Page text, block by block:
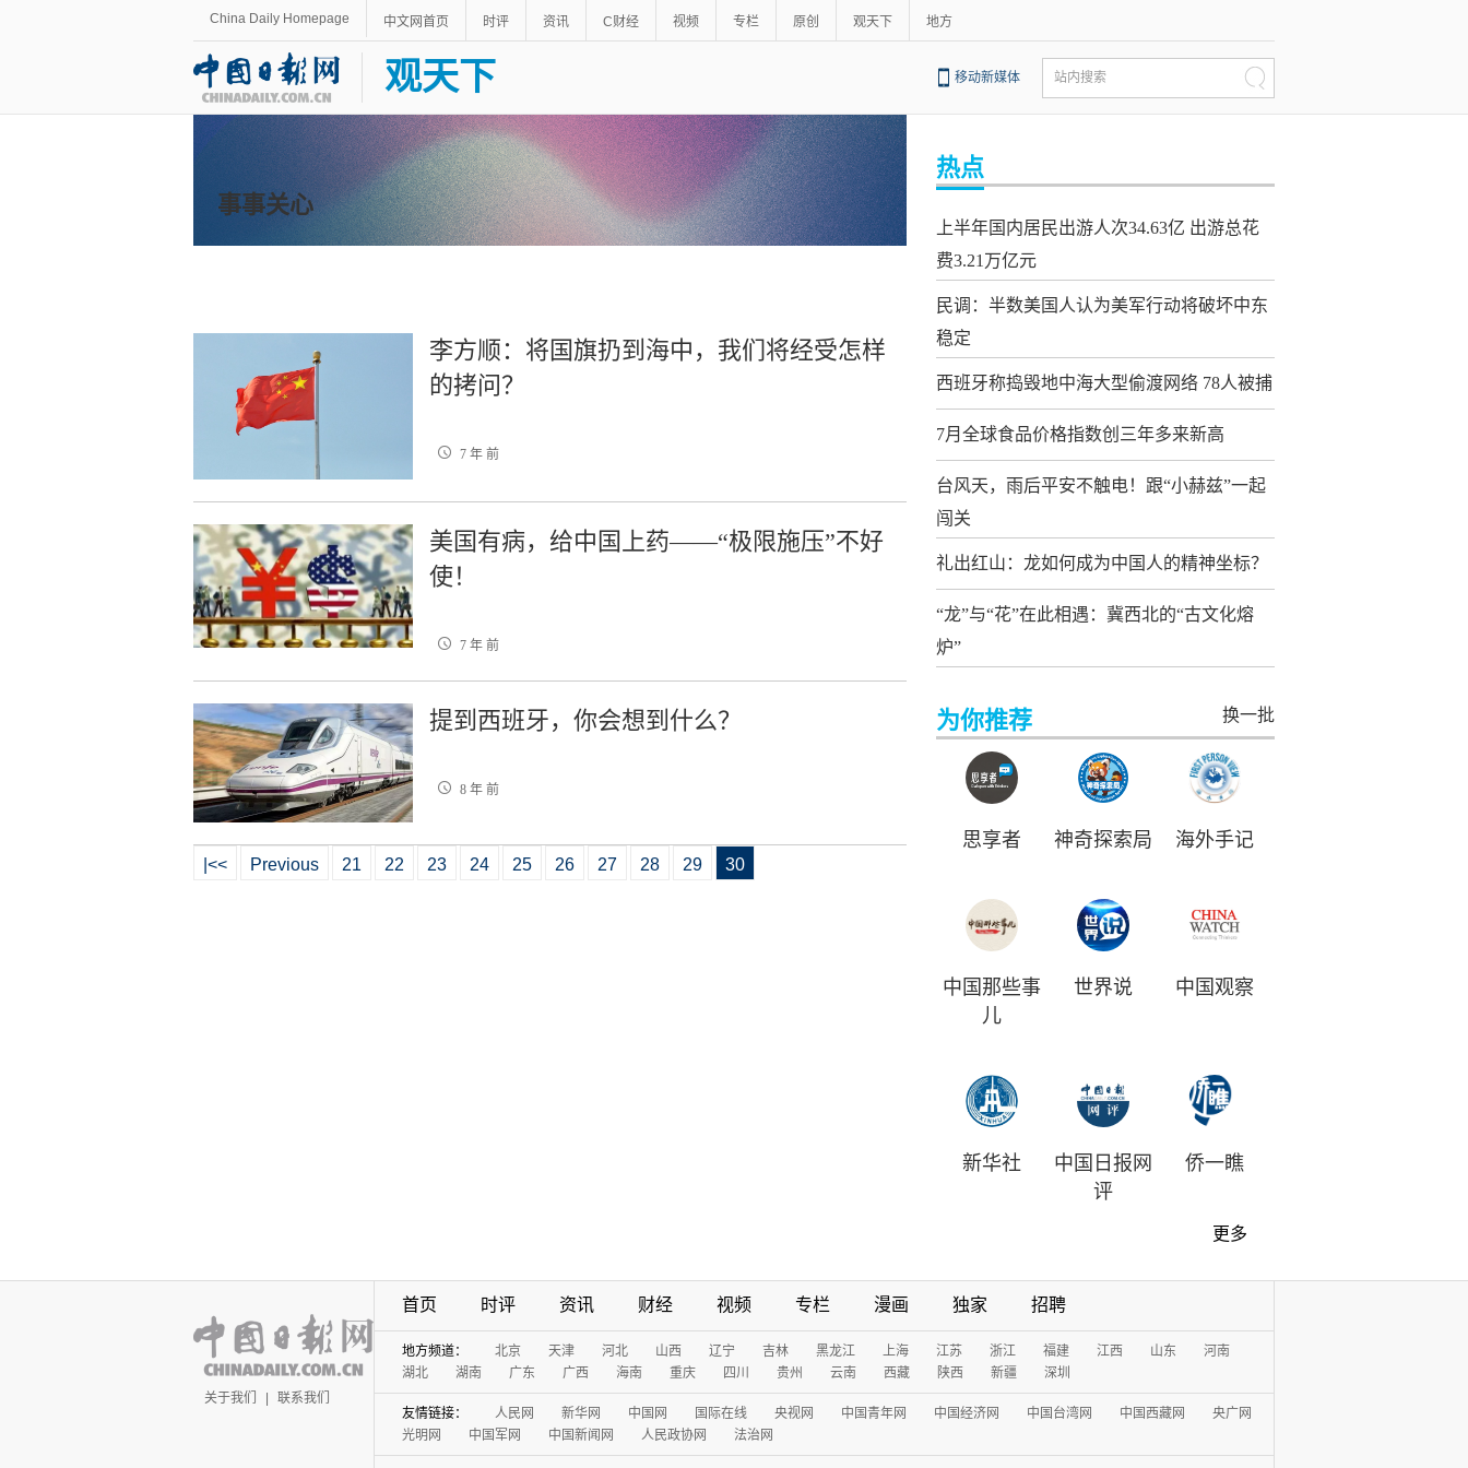
China Daily Homepage 中文网首页 时评 资讯 C财经 视频 专栏 原创 观天下 地方
观天下 移动新媒体 站内搜索
事事关心
李方顺：将国旗扔到海中，我们将经受怎样
的拷问？
7 年 前
美国有病，给中国上药——“极限施压”不好
使！
7 年 前
提到西班牙，你会想到什么？
8 年 前
|<< Previous 21 22 23 24 25 26 27 28 29 30
热点
上半年国内居民出游人次34.63亿 出游总花
费3.21万亿元
民调：半数美国人认为美军行动将破坏中东
稳定
西班牙称捣毁地中海大型偷渡网络 78人被捕
7月全球食品价格指数创三年多来新高
台风天，雨后平安不触电！跟“小赫兹”一起
闯关
礼出红山：龙如何成为中国人的精神坐标？
“龙”与“花”在此相遇：冀西北的“古文化熔
炉”
为你推荐 换一批
思享者 神奇探索局 海外手记
中国那些事
儿
世界说 中国观察
新华社
中国日报网
评
侨一瞧
更多
关于我们 | 联系我们
首页 时评 资讯 财经 视频 专栏 漫画 独家 招聘
地方频道： 北京 天津 河北 山西 辽宁 吉林 黑龙江 上海 江苏 浙江 福建 江西 山东
河南
湖北
湖南 广东 广西 海南 重庆 四川 贵州 云南 西藏 陕西 新疆 深圳
友情链接： 人民网 新华网 中国网 国际在线 央视网 中国青年网 中国经济网 中国台湾网 中国西藏网
央广网
光明网
中国军网 中国新闻网 人民政协网 法治网